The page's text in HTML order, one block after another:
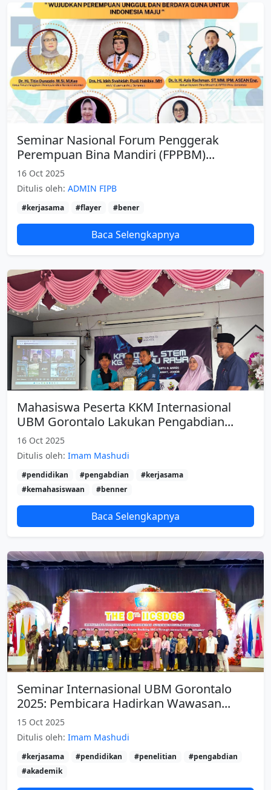
Seminar Nasional Forum Penggerak
Perempuan Bina Mandiri (FPPBM)...
16 Oct 2025
Ditulis oleh: ADMIN FIPB
#kerjasama #flayer #bener
Baca Selengkapnya
Mahasiswa Peserta KKM Internasional
UBM Gorontalo Lakukan Pengabdian...
16 Oct 2025
Ditulis oleh: Imam Mashudi
#pendidikan #pengabdian
#kerjasama
#kemahasiswaan
#benner
Baca Selengkapnya
Seminar Internasional UBM Gorontalo
2025: Pembicara Hadirkan Wawasan...
15 Oct 2025
Ditulis oleh: Imam Mashudi
#kerjasama #pendidikan #penelitian
#pengabdian
#akademik